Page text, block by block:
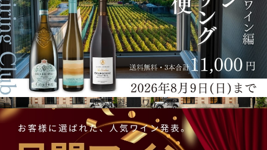
世界の避暑地ワイン編